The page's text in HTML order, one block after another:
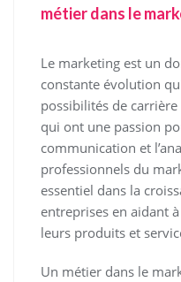
métier dans le
Le marketing est un
constante évolution
possibilités de
qui ont une passion
communication et
professionnels du
essentiel dans la
entreprises en aidant
leurs produits et
Un métier dans le